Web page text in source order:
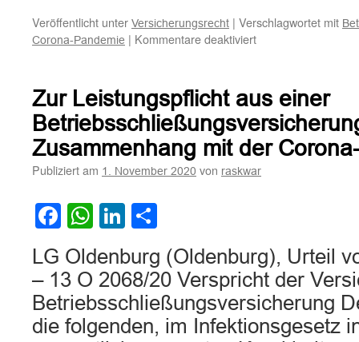
Veröffentlicht unter Versicherungsrecht | Verschlagwortet mit
Corona-Pandemie | Kommentare deaktiviertfür
einer
im
Zusammenhang
mit
der
Zur Leistungspflicht aus einer
Zusammenhang mit der
Publiziert am 1. November 2020 von raskwar
Facebook
WhatsApp
LinkedIn
LG Oldenburg (Oldenburg), Urteil
– 13 O 2068/20 Verspricht der
Betriebsschließungsversicherung
die folgenden, im Infektionsgesetz